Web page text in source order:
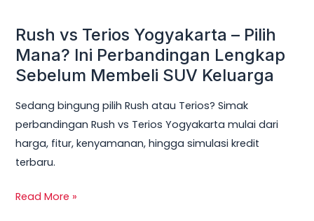
Rush vs Terios Yogyakarta – Pilih
Mana? Ini Perbandingan Lengkap
Sebelum Membeli SUV Keluarga
Sedang bingung pilih Rush atau Terios? Simak
perbandingan Rush vs Terios Yogyakarta mulai dari
harga, fitur, kenyamanan, hingga simulasi kredit
terbaru.
Membeli
SUV
Keluarga
Read More »